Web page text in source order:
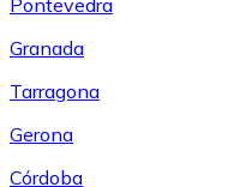
Granada
Tarragona
Gerona
Córdoba